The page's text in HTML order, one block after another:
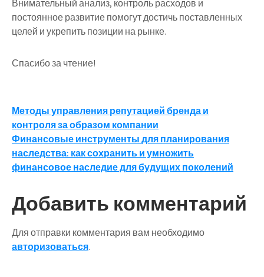
Внимательный анализ, контроль расходов и
постоянное развитие помогут достичь поставленных
целей и укрепить позиции на рынке.
Спасибо за чтение!
Навигация
по
записям
Методы управления репутацией бренда и
контроля за образом компании
Финансовые инструменты для планирования
наследства: как сохранить и умножить
финансовое наследие для будущих поколений
Добавить комментарий
Для отправки комментария вам необходимо
авторизоваться.